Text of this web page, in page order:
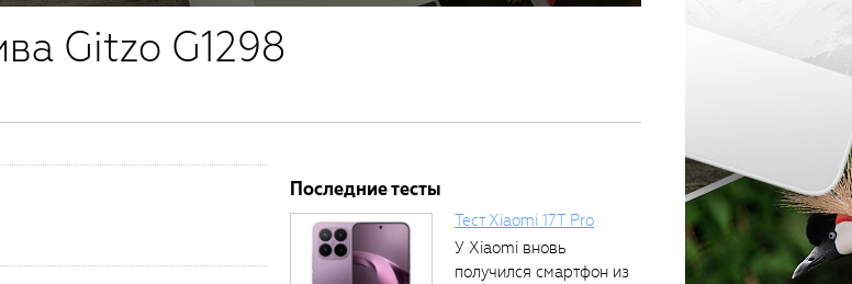
Gitzo G1298
Последние тесты
Тест Xiaomi 17T Pro
У Xiaomi вновь
получился смартфон из